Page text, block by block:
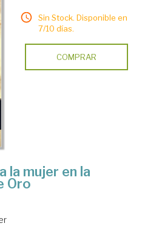
Sin Stock. Disponible en
7/10 días.
COMPRAR
la mujer en la
Oro